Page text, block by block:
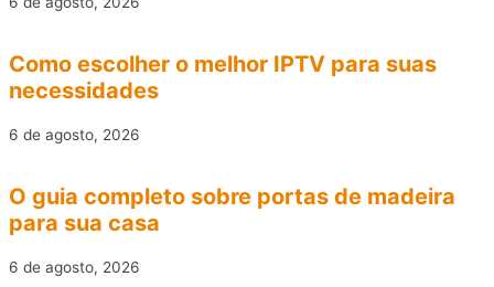
Como escolher o melhor IPTV para suas
necessidades
6 de agosto, 2026
O guia completo sobre portas de madeira
para sua casa
6 de agosto, 2026